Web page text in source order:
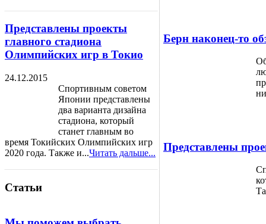
Представлены проекты
главного стадиона
Олимпийских игр в Токио
24.12.2015
Спортивным советом
Японии представлены
два варианта дизайна
стадиона, который
станет главным во
время Токийских Олимпийских игр
2020 года. Также и...Читать дальше...
Статьи
Берн наконец-то
Представлены